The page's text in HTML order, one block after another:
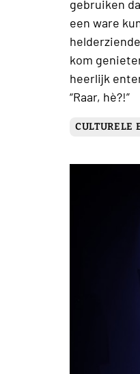
gebruiken
een ware
kom
heerlijk
“Raar, hè?!”
CULTURELE